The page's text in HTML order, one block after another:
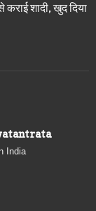
शादी, खुद दिया
India